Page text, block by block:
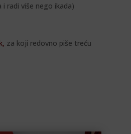
radi više nego ikada)
, za koji redovno piše treću